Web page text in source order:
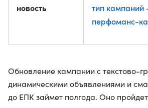
новость
тип кампаний
перфоманс-
Обновление кампании с текстово-
динамическими объявлениями и
до ЕПК займет полгода. Оно